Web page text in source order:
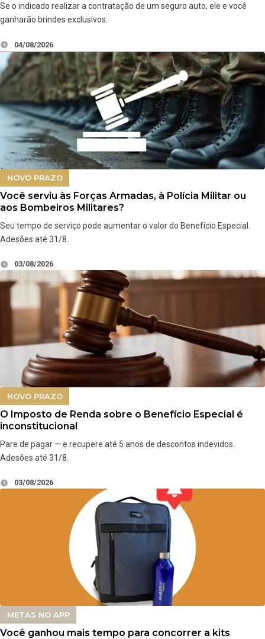
Se o indicado realizar a contratação de um seguro auto, ele e você
ganharão brindes exclusivos.
04/08/2026
NOVO PRAZO
Você serviu às Forças Armadas, à Polícia Militar ou
aos Bombeiros Militares?
Seu tempo de serviço pode aumentar o valor do Benefício Especial.
Adesões até 31/8.
03/08/2026
NOVO PRAZO
O Imposto de Renda sobre o Benefício Especial é
inconstitucional
Pare de pagar — e recupere até 5 anos de descontos indevidos.
Adesões até 31/8.
03/08/2026
METAS NO APP
Você ganhou mais tempo para concorrer a kits